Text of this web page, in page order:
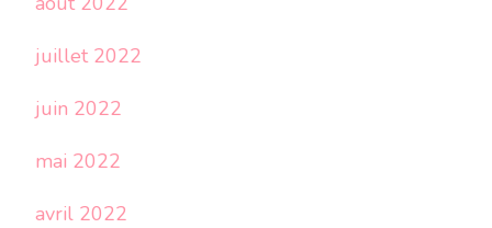
juillet 2022
juin 2022
mai 2022
avril 2022